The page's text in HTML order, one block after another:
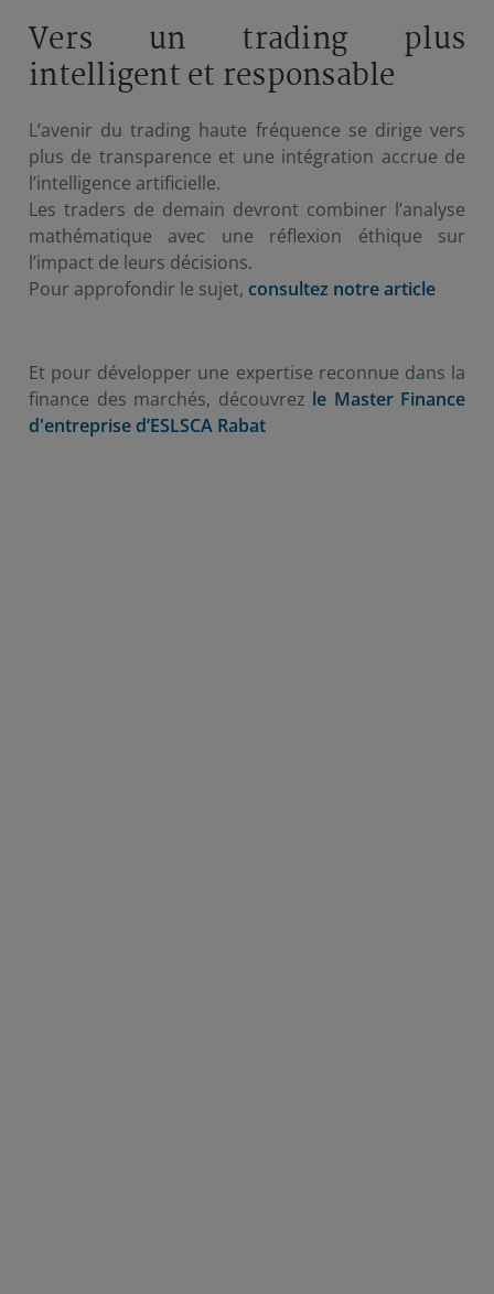
Vers un trading plus
intelligent et responsable
L’avenir du trading haute fréquence se dirige vers
plus de transparence et une intégration accrue de
l’intelligence artificielle.
Les traders de demain devront combiner l’analyse
mathématique avec une réflexion éthique sur
l’impact de leurs décisions.
Pour approfondir le sujet, consultez notre article
Et pour développer une expertise reconnue dans la
finance des marchés, découvrez le Master Finance
d'entreprise d’ESLSCA Rabat